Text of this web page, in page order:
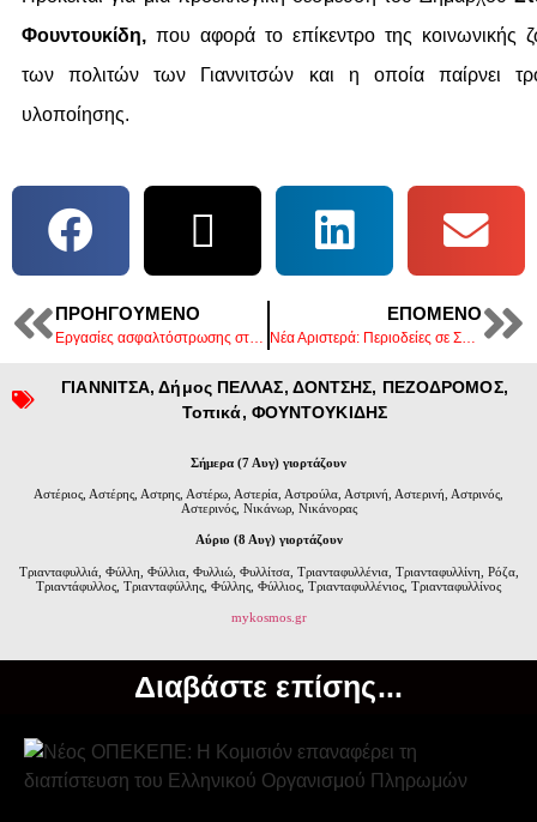
Φουντουκίδη, που αφορά το επίκεντρο της κοινωνικής
των πολιτών των Γιαννιτσών και η οποία παίρνει
υλοποίησης.
ΠΡΟΗΓΟΎΜΕΝΟ
Εργασίες ασφαλτόστρωσης στον κόμβο του νοσοκομείου Γιαννιτσών
ΕΠΌΜΕΝΟ
Νέα Αριστερά: Περιοδείες σε Σκύδρα και Έδεσσα από κλιμάκιο με επικεφαλής τον Γ. Σηφάκη
ΓΙΑΝΝΙΤΣΑ,Δήμος ΠΕΛΛΑΣ, ΔΟΝΤΣΗΣ, ΠΕΖΟΔΡΟΜΟΣ,
Τοπικά, ΦΟΥΝΤΟΥΚΙΔΗΣ
Σήμερα (7 Αυγ) γιορτάζουν
Αστέριος, Αστέρης, Αστρης, Αστέρω, Αστερία, Αστρούλα, Αστρινή, Αστερινή, Αστρινός,
Αστερινός, Νικάνωρ, Νικάνορας
Αύριο (8 Αυγ) γιορτάζουν
Τριανταφυλλιά, Φύλλη, Φύλλια, Φυλλιώ, Φυλλίτσα, Τριανταφυλλένια, Τριανταφυλλίνη, Ρόζα,
Τριαντάφυλλος, Τριανταφύλλης, Φύλλης, Φύλλιος, Τριανταφυλλένιος, Τριανταφυλλίνος
mykosmos.gr
Διαβάστε επίσης...